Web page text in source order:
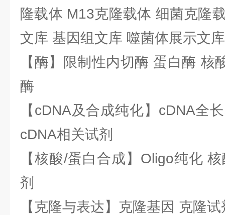
隆载体 M13克隆载体 细菌克隆
文库 基因组文库 噬菌体展示文库
【酶】限制性内切酶 蛋白酶 核
酶
【cDNA及合成纯化】cDNA全
cDNA相关试剂
【核酸/蛋白合成】Oligo纯化
剂
【克隆与表达】克隆基因 克隆